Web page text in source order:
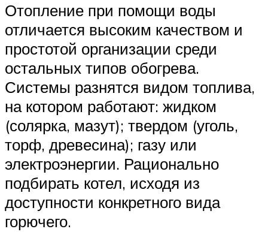
Отопление при помощи воды
отличается высоким качеством и
простотой организации среди
остальных типов обогрева.
Системы разнятся видом топлива,
на котором работают: жидком
(солярка, мазут); твердом (уголь,
торф, древесина); газу или
электроэнергии. Рационально
подбирать котел, исходя из
доступности конкретного вида
горючего.